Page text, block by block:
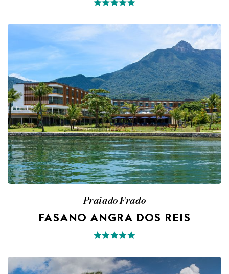
Praiado Frado
FASANO ANGRA DOS REIS